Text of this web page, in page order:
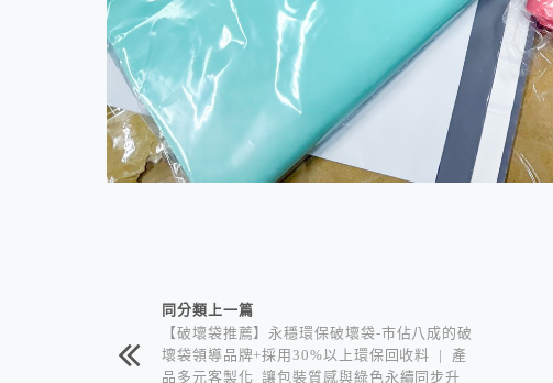
相連文章同分類上一篇
【破壞袋推薦】永穩環保破壞袋-市佔八成的破
壞袋領導品牌+採用30%以上環保回收料 | 產
品多元客製化 讓包裝質感與綠色永續同步升